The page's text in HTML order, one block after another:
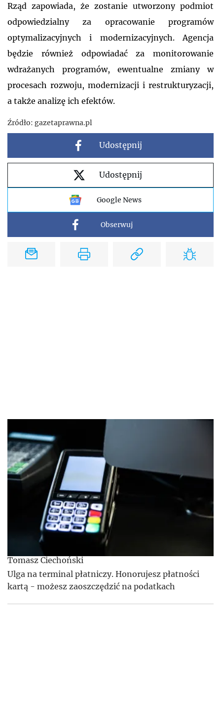
Rząd zapowiada, że zostanie utworzony podmiot
odpowiedzialny za opracowanie programów
optymalizacyjnych i modernizacyjnych. Agencja
będzie również odpowiadać za monitorowanie
wdrażanych programów, ewentualne zmiany w
procesach rozwoju, modernizacji i restrukturyzacji,
a także analizę ich efektów.
Źródło: gazetaprawna.pl
Udostępnij
Udostępnij
Google News
Obserwuj
Tomasz Ciechoński
Ulga na terminal płatniczy. Honorujesz płatności
kartą - możesz zaoszczędzić na podatkach